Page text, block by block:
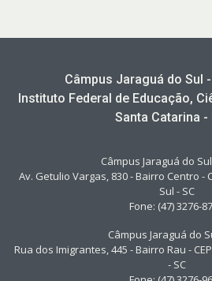
Câmpus Jaraguá do Sul
Instituto Federal de Educação,
Santa Catarina -
Câmpus Jaraguá do
Av. Getulio Vargas, 830 - Bairro Centro -
Sul - SC
Fone: (47) 3276-
Câmpus Jaraguá do
Rua dos Imigrantes, 445 - Bairro Rau -
- SC